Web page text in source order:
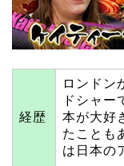
経歴
ロンドン
ドシャー
本が大好
たことも
は日本の